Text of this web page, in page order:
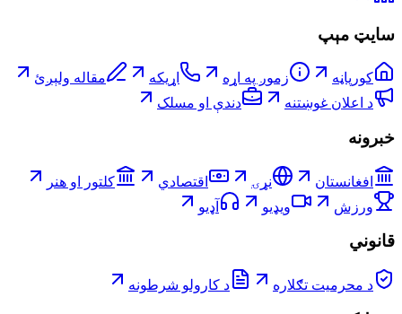
سایټ مېپ
کورپاڼه زموږ په اړه اړیکه
مقاله ولېږئ
د اعلان غوښتنه
دندې او مسلک
خبرونه
افغانستان نړۍ اقتصادي
کلتور او هنر
ورزش
ویډیو آډیو
قانوني
د محرمیت تګلاره د کارولو شرطونه